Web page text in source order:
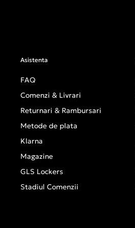
Asistenta
FAQ
Comenzi & Livrari
Returnari & Rambursari
Metode de plata
Klarna
Magazine
GLS Lockers
Stadiul Comenzii